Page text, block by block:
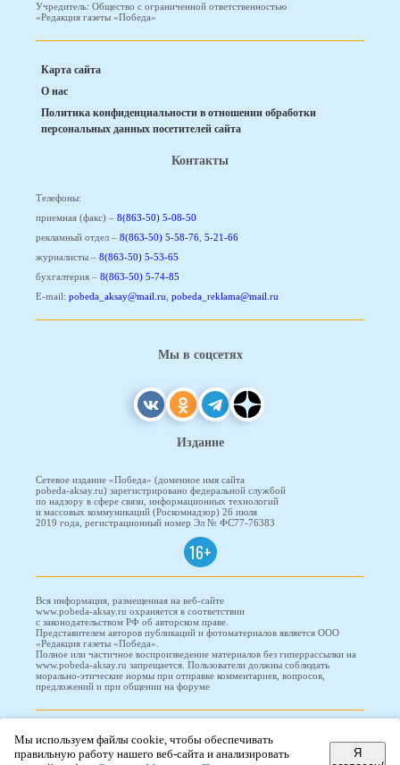
Учредитель: Общество с ограниченной ответственностью
«Редакция газеты «Победа»
Карта сайта
О нас
Политика конфиденциальности в отношении обработки
персональных данных посетителей сайта
Контакты
Телефоны:
приемная (факс) – 8(863-50) 5-08-50
рекламный отдел – 8(863-50) 5-58-76, 5-21-66
журналисты – 8(863-50) 5-53-65
бухгалтерия – 8(863-50) 5-74-85
E-mail: pobeda_aksay@mail.ru, pobeda_reklama@mail.ru
Мы в соцсетях
Издание
Сетевое издание «Победа» (доменное имя сайта
pobeda-aksay.ru) зарегистрировано федеральной службой
по надзору в сфере связи, информационных технологий
и массовых коммуникаций (Роскомнадзор) 26 июля
2019 года, регистрационный номер Эл № ФС77-76383
16+
Вся информация, размещенная на веб-сайте
www.pobeda-aksay.ru охраняется в соответствии
с законодательством РФ об авторском праве.
Представителем авторов публикаций и фотоматериалов является ООО
«Редакция газеты «Победа».
Полное или частичное воспроизведение материалов без гиперрассылки на
www.pobeda-aksay.ru запрещается. Пользователи должны соблюдать
морально-этические нормы при отправке комментариев, вопросов,
предложений и при общении на форуме
Мы используем файлы cookie, чтобы обеспечивать
правильную работу нашего веб-сайта и анализировать
Я